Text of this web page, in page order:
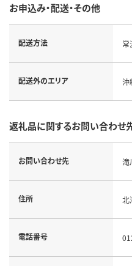
お申込み・配送・その他
配送方法 常
配送外のエリア 沖
返礼品に関するお問い合わせ
お問い合わせ先 滝
住所 北
電話番号